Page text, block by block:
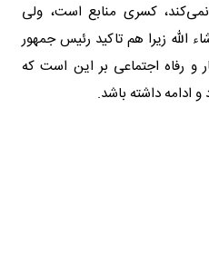
نمی‌کند، کسری منابع است، ولی
الله زیرا هم تاکید رئیس جمهور
و رفاه اجتماعی بر این است که
ادامه داشته باشد.